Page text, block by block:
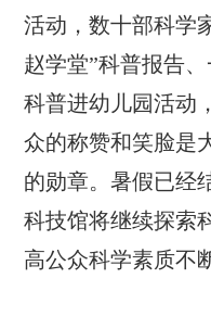
活动，数十部科学
赵学堂”科普报告
科普进幼儿园活
众的称赞和笑脸是
的勋章。暑假已经
科技馆将继续探索
高公众科学素质